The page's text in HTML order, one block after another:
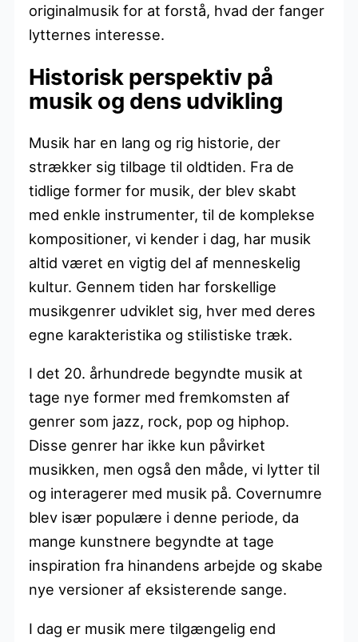
originalmusik for at forstå, hvad der fanger
lytternes interesse.
Historisk perspektiv på
musik og dens udvikling
Musik har en lang og rig historie, der
strækker sig tilbage til oldtiden. Fra de
tidlige former for musik, der blev skabt
med enkle instrumenter, til de komplekse
kompositioner, vi kender i dag, har musik
altid været en vigtig del af menneskelig
kultur. Gennem tiden har forskellige
musikgenrer udviklet sig, hver med deres
egne karakteristika og stilistiske træk.
I det 20. århundrede begyndte musik at
tage nye former med fremkomsten af
genrer som jazz, rock, pop og hiphop.
Disse genrer har ikke kun påvirket
musikken, men også den måde, vi lytter til
og interagerer med musik på. Covernumre
blev især populære i denne periode, da
mange kunstnere begyndte at tage
inspiration fra hinandens arbejde og skabe
nye versioner af eksisterende sange.
I dag er musik mere tilgængelig end